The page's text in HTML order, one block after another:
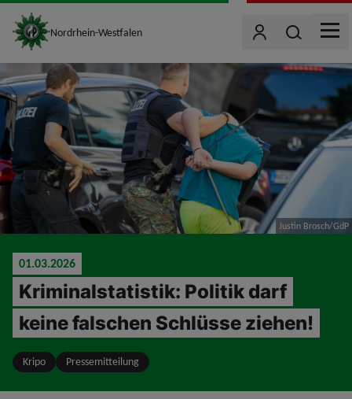
jumpToMain
site_logo
Nordrhein-Westfalen BenutzerWonach
MENU
Justin Brosch/GdP
01.03.2026
Kriminalstatistik: Politik darf
keine falschen Schlüsse ziehen!
Kripo Pressemitteilung